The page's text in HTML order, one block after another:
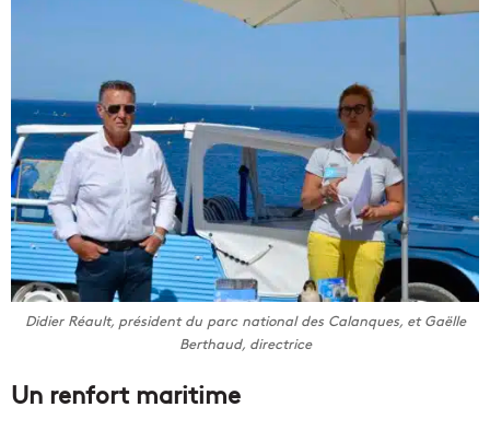
Didier Réault, président du parc national des Calanques, et Gaëlle
Berthaud, directrice
Un renfort maritime